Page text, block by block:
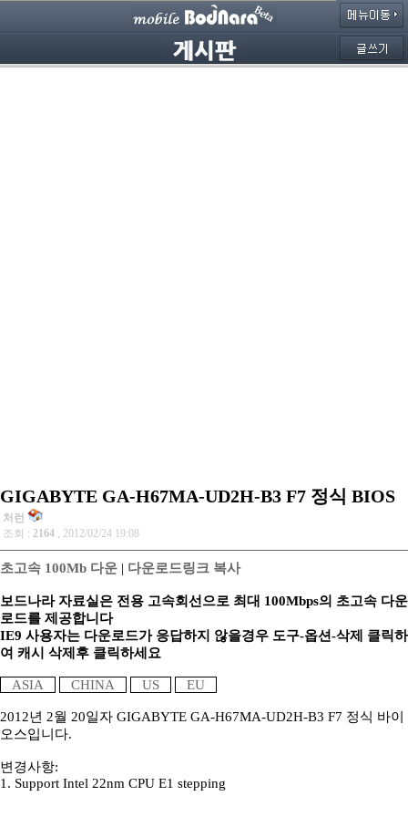
GIGABYTE GA-H67MA-UD2H-B3 F7 정식 BIOS
처런
조회 : 2164 , 2012/02/24 19:08
초고속 100Mb 다운 | 다운로드링크 복사
보드나라 자료실은 전용 고속회선으로 최대 100Mbps의 초고속 다운
로드를 제공합니다
IE9 사용자는 다운로드가 응답하지 않을경우 도구-옵션-삭제 클릭하
여 캐시 삭제후 클릭하세요
ASIA CHINA US EU
2012년 2월 20일자 GIGABYTE GA-H67MA-UD2H-B3 F7 정식 바이
오스입니다.
변경사항:
1. Support Intel 22nm CPU E1 stepping